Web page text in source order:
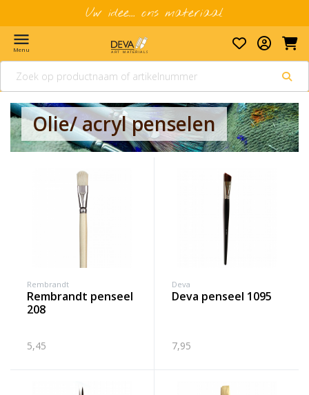
Uw idee... ons materiaal
menu
Menu
Olie/ acryl penselen
Rembrandt
rembrandt penseel
208
5,45
Deva
deva penseel 1095
7,95